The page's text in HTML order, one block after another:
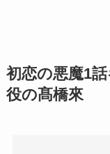
初恋の悪魔1
役の髙橋來